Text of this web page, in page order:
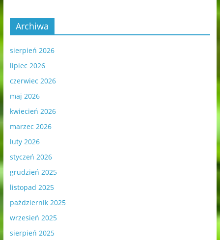
Archiwa
sierpień 2026
lipiec 2026
czerwiec 2026
maj 2026
kwiecień 2026
marzec 2026
luty 2026
styczeń 2026
grudzień 2025
listopad 2025
październik 2025
wrzesień 2025
sierpień 2025